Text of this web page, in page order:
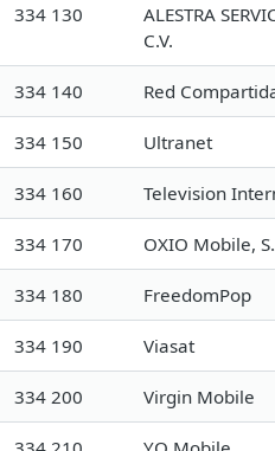
334 130
ALESTRA
C.V.
334 140 Red
334 150 Ultranet
334 160 Television
334 170 OXIO Mobile,
334 180 FreedomPop
334 190 Viasat
334 200 Virgin Mobile